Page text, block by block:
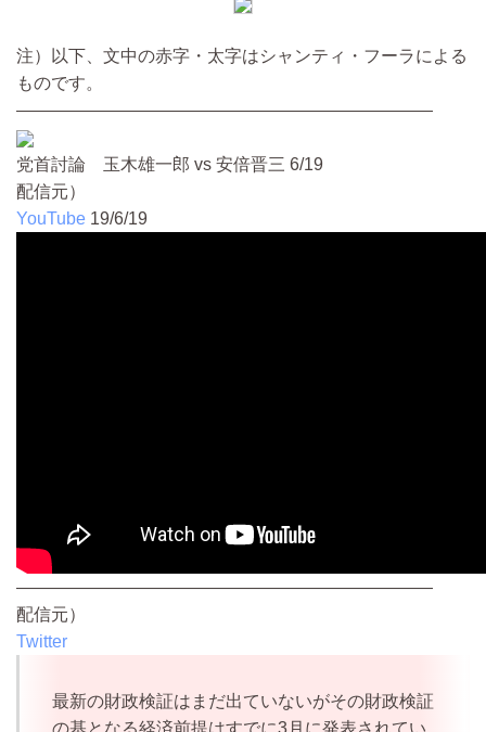
注）以下、文中の赤字・太字はシャンティ・フーラによる
ものです。
————————————————————————
党首討論 玉木雄一郎 vs 安倍晋三 6/19
配信元）
YouTube 19/6/19
————————————————————————
配信元）
Twitter
最新の財政検証はまだ出ていないがその財政検証
の基となる経済前提はすでに3月に発表されてい